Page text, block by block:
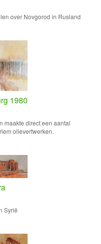
over Novgorod in Rusland
1980
maakte direct een aantal
olieverfwerken.
Syrië